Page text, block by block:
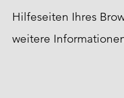
Hilfeseiten Ihres
weitere